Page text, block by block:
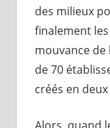
des milieux
finalement
mouvance de
de 70
créés en deux
Alors, quand